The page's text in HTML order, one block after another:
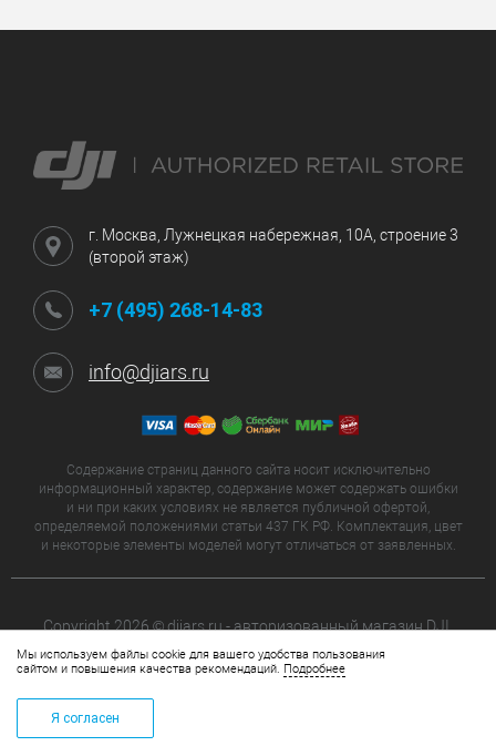
г. Москва, Лужнецкая набережная, 10А, строение 3
(второй этаж)
+7 (495) 268-14-83
info@djiars.ru
Содержание страниц данного сайта носит исключительно
информационный характер, содержание может содержать ошибки
и ни при каких условиях не является публичной офертой,
определяемой положениями статьи 437 ГК РФ. Комплектация, цвет
и некоторые элементы моделей могут отличаться от заявленных.
Copyright 2026 © djiars.ru - авторизованный магазин DJI.
КОРЗИНА
Мы используем файлы cookie для вашего удобства пользования
сайтом и повышения качества рекомендаций. Подробнее
Я согласен